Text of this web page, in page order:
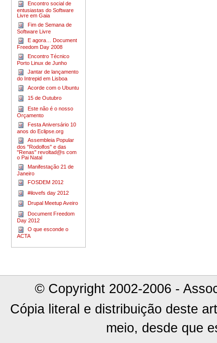
Encontro social de
entusiastas do Software
Livre em Gaia
Fim de Semana de
Software Livre
E agora… Document
Freedom Day 2008
Encontro Técnico
Porto Linux de Junho
Jantar de lançamento
do Intrepid em Lisboa
Acorde com o Ubuntu
15 de Outubro
Este não é o nosso
Orçamento
Festa Aniversário 10
anos do Eclipse.org
Assembleia Popular
dos "Rodolfos" e das
"Renas" revoltad@s com
o Pai Natal
Manifestação 21 de
Janeiro
FOSDEM 2012
#ilovefs day 2012
Drupal Meetup Aveiro
Document Freedom
Day 2012
O que esconde o
ACTA
© Copyright 2002-2006 -
Cópia literal e distribuição deste
meio, desde que